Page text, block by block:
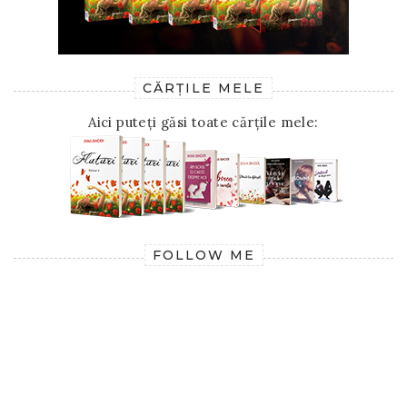
CĂRȚILE MELE
Aici puteți găsi toate cărțile mele:
FOLLOW ME